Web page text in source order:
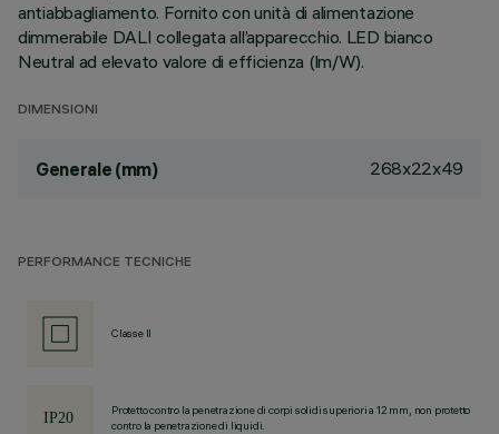
antiabbagliamento. Fornito con unità di alimentazione
dimmerabile DALI collegata all’apparecchio. LED bianco
Neutral ad elevato valore di efficienza (lm/W).
DIMENSIONI
Generale (mm) 268x22x49
PERFORMANCE TECNICHE
Classe II
Protetto contro la penetrazione di corpi solidi superiori a 12 mm, non protetto
contro la penetrazione di liquidi.